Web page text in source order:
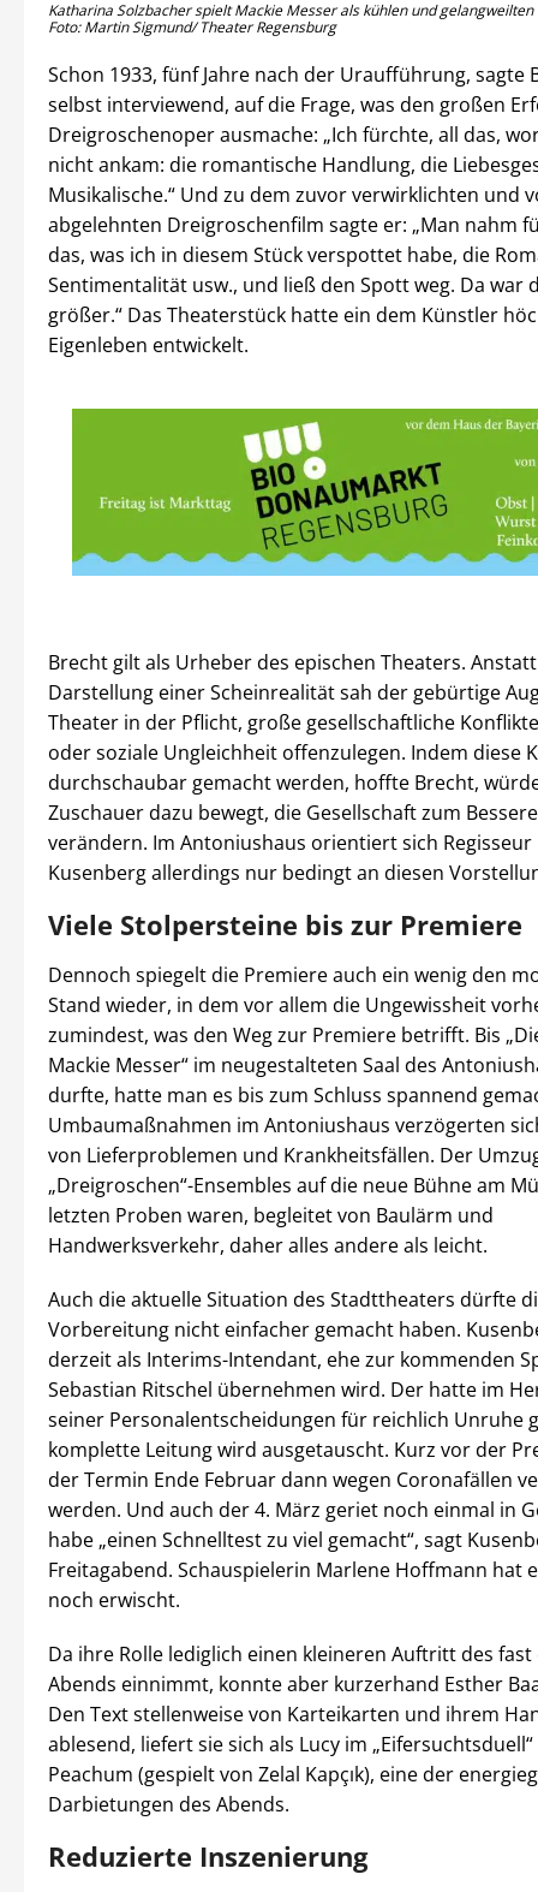
Katharina Solzbacher spielt Mackie Messer als kühlen und gelangweilten
Foto: Martin Sigmund/ Theater Regensburg
Schon 1933, fünf Jahre nach der Uraufführung, sagte
selbst interviewend, auf die Frage, was den großen
Dreigroschenoper ausmache: „Ich fürchte, all das,
nicht ankam: die romantische Handlung, die
Musikalische.“ Und zu dem zuvor verwirklichten und
abgelehnten Dreigroschenfilm sagte er: „Man nahm
das, was ich in diesem Stück verspottet habe, die
Sentimentalität usw., und ließ den Spott weg. Da war
größer.“ Das Theaterstück hatte ein dem Künstler
Eigenleben entwickelt.
Brecht gilt als Urheber des epischen Theaters.
Darstellung einer Scheinrealität sah der gebürtige
Theater in der Pflicht, große gesellschaftliche
oder soziale Ungleichheit offenzulegen. Indem diese
durchschaubar gemacht werden, hoffte Brecht,
Zuschauer dazu bewegt, die Gesellschaft zum
verändern. Im Antoniushaus orientiert sich Regisseur
Kusenberg allerdings nur bedingt an diesen
Viele Stolpersteine bis zur Premiere
Dennoch spiegelt die Premiere auch ein wenig den
Stand wieder, in dem vor allem die Ungewissheit
zumindest, was den Weg zur Premiere betrifft. Bis
Mackie Messer“ im neugestalteten Saal des
durfte, hatte man es bis zum Schluss spannend
Umbaumaßnahmen im Antoniushaus verzögerten
von Lieferproblemen und Krankheitsfällen. Der
„Dreigroschen“-Ensembles auf die neue Bühne am
letzten Proben waren, begleitet von Baulärm und
Handwerksverkehr, daher alles andere als leicht.
Auch die aktuelle Situation des Stadttheaters dürfte
Vorbereitung nicht einfacher gemacht haben.
derzeit als Interims-Intendant, ehe zur kommenden
Sebastian Ritschel übernehmen wird. Der hatte im
seiner Personalentscheidungen für reichlich Unruhe
komplette Leitung wird ausgetauscht. Kurz vor der
der Termin Ende Februar dann wegen Coronafällen
werden. Und auch der 4. März geriet noch einmal in
habe „einen Schnelltest zu viel gemacht“, sagt
Freitagabend. Schauspielerin Marlene Hoffmann hat
noch erwischt.
Da ihre Rolle lediglich einen kleineren Auftritt des
Abends einnimmt, konnte aber kurzerhand Esther
Den Text stellenweise von Karteikarten und ihrem
ablesend, liefert sie sich als Lucy im
Peachum (gespielt von Zelal Kapçık), eine der
Darbietungen des Abends.
Reduzierte Inszenierung